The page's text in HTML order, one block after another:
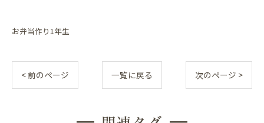
お弁当作り1年生
< 前のページ 一覧に戻る 次のページ >